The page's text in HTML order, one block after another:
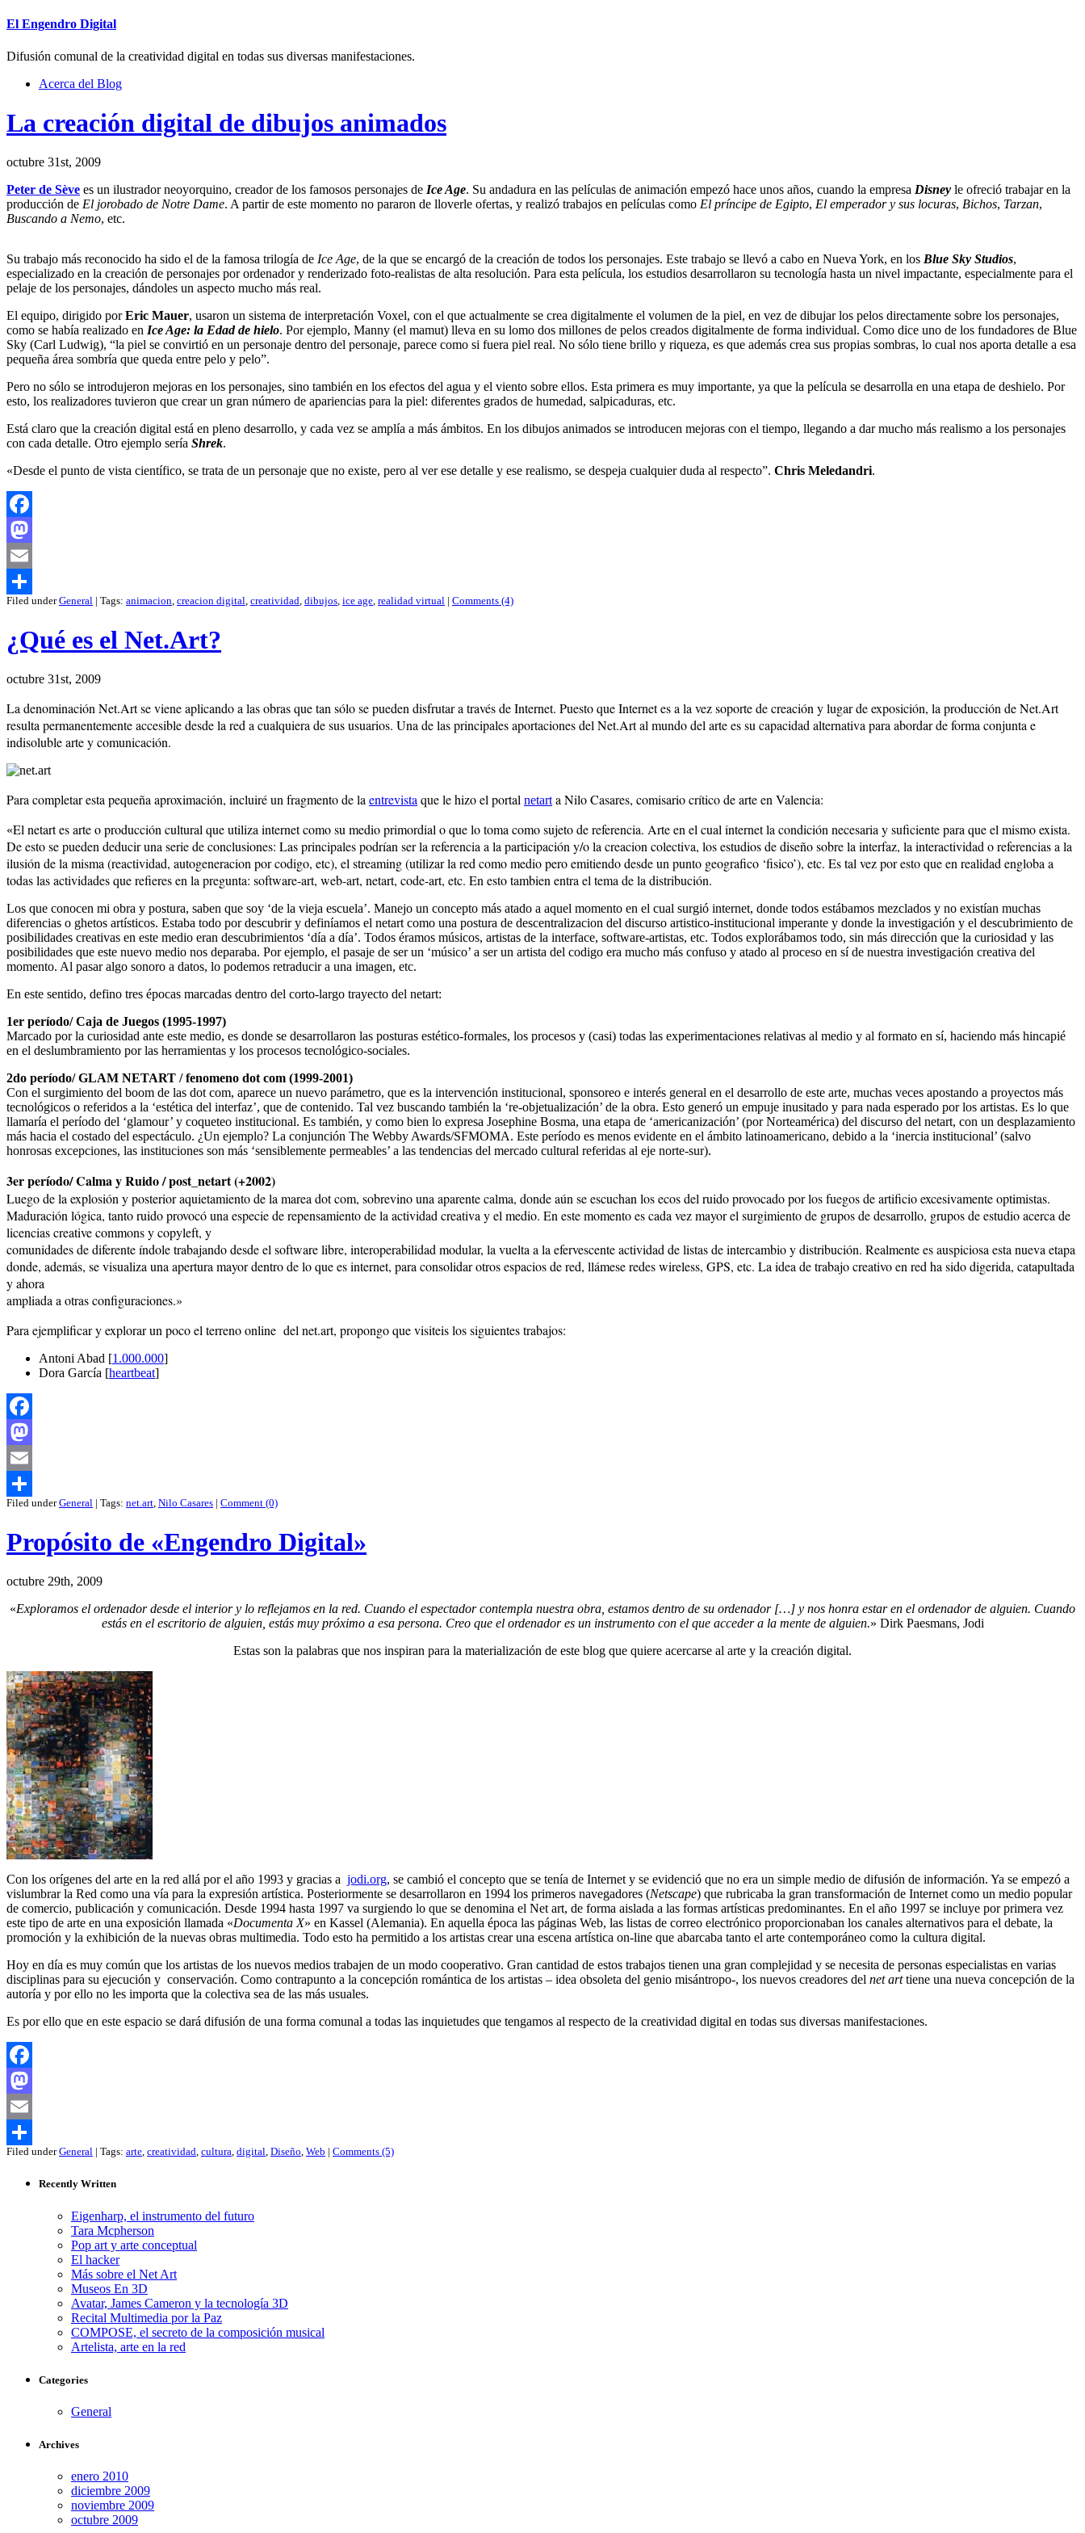
El Engendro Digital
Difusión comunal de la creatividad digital en todas sus diversas manifestaciones.
Acerca del Blog
La creación digital de dibujos animados
octubre 31st, 2009
Peter de Sève es un ilustrador neoyorquino, creador de los famosos personajes de Ice Age. Su andadura en las películas de animación empezó hace unos años, cuando la empresa Disney le ofreció trabajar en la
producción de El jorobado de Notre Dame. A partir de este momento no pararon de lloverle ofertas, y realizó trabajos en películas como El príncipe de Egipto, El emperador y sus locuras, Bichos, Tarzan,
Buscando a Nemo, etc.
Su trabajo más reconocido ha sido el de la famosa trilogía de Ice Age, de la que se encargó de la creación de todos los personajes. Este trabajo se llevó a cabo en Nueva York, en los Blue Sky Studios,
especializado en la creación de personajes por ordenador y renderizado foto-realistas de alta resolución. Para esta película, los estudios desarrollaron su tecnología hasta un nivel impactante, especialmente para el
pelaje de los personajes, dándoles un aspecto mucho más real.
El equipo, dirigido porEric Mauer, usaron un sistema de interpretación Voxel, con el que actualmente se crea digitalmente el volumen de la piel, en vez de dibujar los pelos directamente sobre los personajes,
como se había realizado en Ice Age: la Edad de hielo. Por ejemplo, Manny (el mamut) lleva en su lomo dos millones de pelos creados digitalmente de forma individual. Como dice uno de los fundadores de Blue
Sky (Carl Ludwig), “la piel se convirtió en un personaje dentro del personaje, parece como si fuera piel real. No sólo tiene brillo y riqueza, es que además crea sus propias sombras, lo cual nos aporta detalle a esa
pequeña área sombría que queda entre pelo y pelo”.
Pero no sólo se introdujeron mejoras en los personajes, sino también en los efectos del agua y el viento sobre ellos. Esta primera es muy importante, ya que la película se desarrolla en una etapa de deshielo. Por
esto, los realizadores tuvieron que crear un gran número de apariencias para la piel: diferentes grados de humedad, salpicaduras, etc.
Está claro que la creación digital está en pleno desarrollo, y cada vez se amplía a más ámbitos. En los dibujos animados se introducen mejoras con el tiempo, llegando a dar mucho más realismo a los personajes
con cada detalle. Otro ejemplo sería Shrek.
«Desde el punto de vista científico, se trata de un personaje que no existe, pero al ver ese detalle y ese realismo, se despeja cualquier duda al respecto”. Chris Meledandri.
Facebook
Mastodon
Email
Compartir
Filed underGeneral | Tags: animacion, creacion digital, creatividad, dibujos, ice age, realidad virtual | Comments (4)
¿Qué es el Net.Art?
octubre 31st, 2009
La denominación Net.Art se viene aplicando a las obras que tan sólo se pueden disfrutar a través de Internet. Puesto que Internet es a la vez soporte de creación y lugar de exposición, la producción de Net.Art
resulta permanentemente accesible desde la red a cualquiera de sus usuarios. Una de las principales aportaciones del Net.Art al mundo del arte es su capacidad alternativa para abordar de forma conjunta e
indisoluble arte y comunicación.
Para completar esta pequeña aproximación, incluiré un fragmento de laentrevistaque le hizo el portal netart a Nilo Casares, comisario crítico de arte en Valencia:
«El netart es arte o producción cultural que utiliza internet como su medio primordial o que lo toma como sujeto de referencia. Arte en el cual internet la condición necesaria y suficiente para que el mismo exista.
De esto se pueden deducir una serie de conclusiones: Las principales podrían ser la referencia a la participación y/o la creacion colectiva, los estudios de diseño sobre la interfaz, la interactividad o referencias a la
ilusión de la misma (reactividad, autogeneracion por codigo, etc), el streaming (utilizar la red como medio pero emitiendo desde un punto geografico ‘fisico’), etc. Es tal vez por esto que en realidad engloba a
todas las actividades que refieres en la pregunta: software-art, web-art, netart, code-art, etc. En esto tambien entra el tema de la distribución.
Los que conocen mi obra y postura, saben que soy ‘de la vieja escuela’. Manejo un concepto más atado a aquel momento en el cual surgió internet, donde todos estábamos mezclados y no existían muchas
diferencias o ghetos artísticos. Estaba todo por descubrir y definíamos el netart como una postura de descentralizacion del discurso artistico-institucional imperante y donde la investigación y el descubrimiento de
posibilidades creativas en este medio eran descubrimientos ‘día a día’. Todos éramos músicos, artistas de la interface, software-artistas, etc. Todos explorábamos todo, sin más dirección que la curiosidad y las
posibilidades que este nuevo medio nos deparaba. Por ejemplo, el pasaje de ser un ‘músico’ a ser un artista del codigo era mucho más confuso y atado al proceso en sí de nuestra investigación creativa del
momento. Al pasar algo sonoro a datos, lo podemos retraducir a una imagen, etc.
En este sentido, defino tres épocas marcadas dentro del corto-largo trayecto del netart:
1er período/ Caja de Juegos (1995-1997)
Marcado por la curiosidad ante este medio, es donde se desarrollaron las posturas estético-formales, los procesos y (casi) todas las experimentaciones relativas al medio y al formato en sí, haciendo más hincapié
en el deslumbramiento por las herramientas y los procesos tecnológico-sociales.
2do período/ GLAM NETART / fenomeno dot com (1999-2001)
Con el surgimiento del boom de las dot com, aparece un nuevo parámetro, que es la intervención institucional, sponsoreo e interés general en el desarrollo de este arte, muchas veces apostando a proyectos más
tecnológicos o referidos a la ‘estética del interfaz’, que de contenido. Tal vez buscando también la ‘re-objetualización’ de la obra. Esto generó un empuje inusitado y para nada esperado por los artistas. Es lo que
llamaría el período del ‘glamour’ y coqueteo institucional. Es también, y como bien lo expresa Josephine Bosma, una etapa de ‘americanización’ (por Norteamérica) del discurso del netart, con un desplazamiento
más hacia el costado del espectáculo. ¿Un ejemplo? La conjunción The Webby Awards/SFMOMA. Este período es menos evidente en el ámbito latinoamericano, debido a la ‘inercia institucional’ (salvo
honrosas excepciones, las instituciones son más ‘sensiblemente permeables’ a las tendencias del mercado cultural referidas al eje norte-sur).
3er período/ Calma y Ruido / post_netart (+2002)
Luego de la explosión y posterior aquietamiento de la marea dot com, sobrevino una aparente calma, donde aún se escuchan los ecos del ruido provocado por los fuegos de artificio excesivamente optimistas.
Maduración lógica, tanto ruido provocó una especie de repensamiento de la actividad creativa y el medio. En este momento es cada vez mayor el surgimiento de grupos de desarrollo, grupos de estudio acerca de
licencias creative commons y copyleft, y
comunidades de diferente índole trabajando desde el software libre, interoperabilidad modular, la vuelta a la efervescente actividad de listas de intercambio y distribución. Realmente es auspiciosa esta nueva etapa
donde, además, se visualiza una apertura mayor dentro de lo que es internet, para consolidar otros espacios de red, llámese redes wireless, GPS, etc. La idea de trabajo creativo en red ha sido digerida, catapultada
y ahora
ampliada a otras configuraciones.»
Para ejemplificar y explorar un poco el terreno online del net.art, propongo que visiteis los siguientes trabajos:
Antoni Abad [1.000.000]
Dora García [heartbeat]
Facebook
Mastodon
Email
Compartir
Filed underGeneral | Tags: net.art, Nilo Casares | Comment (0)
Propósito de «Engendro Digital»
octubre 29th, 2009
«Exploramos el ordenador desde el interior y lo reflejamos en la red. Cuando el espectador contempla nuestra obra, estamos dentro de su ordenador […] y nos honra estar en el ordenador de alguien. Cuando
estás en el escritorio de alguien, estás muy próximo a esa persona. Creo que el ordenador es un instrumento con el que acceder a la mente de alguien.» Dirk Paesmans, Jodi
Estas son la palabras que nos inspiran para la materialización de este blog que quiere acercarse al arte y la creación digital.
Con los orígenes del arte en la red allá por el año 1993 y gracias a jodi.org, se cambió el concepto que se tenía de Internet y se evidenció que no era un simple medio de difusión de información. Ya se empezó a
vislumbrar la Red como una vía para la expresión artística. Posteriormente se desarrollaron en 1994 los primeros navegadores (Netscape) que rubricaba la gran transformación de Internet como un medio popular
de comercio, publicación y comunicación. Desde 1994 hasta 1997 va surgiendo lo que se denomina el Net art, de forma aislada a las formas artísticas predominantes. En el año 1997 se incluye por primera vez
este tipo de arte en una exposición llamada «Documenta X» en Kassel (Alemania). En aquella época las páginas Web, las listas de correo electrónico proporcionaban los canales alternativos para el debate, la
promoción y la exhibición de la nuevas obras multimedia. Todo esto ha permitido a los artistas crear una escena artística on-line que abarcaba tanto el arte contemporáneo como la cultura digital.
Hoy en día es muy común que los artistas de los nuevos medios trabajen de un modo cooperativo. Gran cantidad de estos trabajos tienen una gran complejidad y se necesita de personas especialistas en varias
disciplinas para su ejecución y conservación. Como contrapunto a la concepción romántica de los artistas – idea obsoleta del genio misántropo-, los nuevos creadores del net arttiene una nueva concepción de la
autoría y por ello no les importa que la colectiva sea de las más usuales.
Es por ello que en este espacio se dará difusión de una forma comunal a todas las inquietudes que tengamos al respecto de la creatividad digital en todas sus diversas manifestaciones.
Facebook
Mastodon
Email
Compartir
Filed underGeneral | Tags: arte, creatividad, cultura, digital, Diseño, Web | Comments (5)
Recently Written
Eigenharp, el instrumento del futuro
Tara Mcpherson
Pop art y arte conceptual
El hacker
Más sobre el Net Art
Museos En 3D
Avatar, James Cameron y la tecnología 3D
Recital Multimedia por la Paz
COMPOSE, el secreto de la composición musical
Artelista, arte en la red
Categories
General
Archives
enero 2010
diciembre 2009
noviembre 2009
octubre 2009